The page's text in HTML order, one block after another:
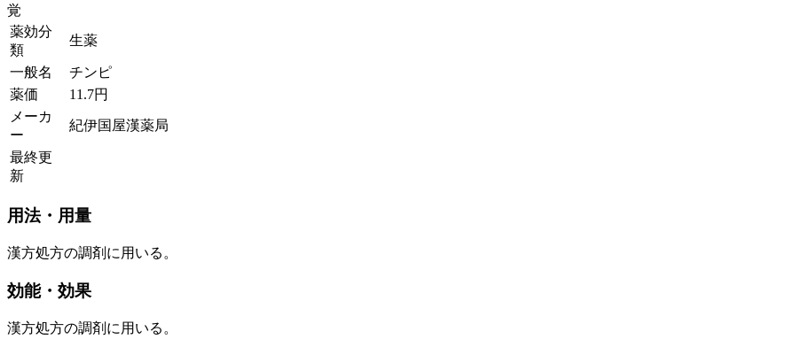
覚
薬効分
類
生薬
一般名
チンピ
薬価
11.7円
メーカ
ー
紀伊国屋漢薬局
最終更
新
用法・用量
漢方処方の調剤に用いる。
効能・効果
漢方処方の調剤に用いる。